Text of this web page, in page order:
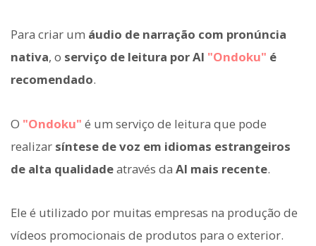
Para criar um áudio de narração com pronúncia
nativa, o serviço de leitura por AI "Ondoku" é
recomendado.
O "Ondoku" é um serviço de leitura que pode
realizar síntese de voz em idiomas estrangeiros
de alta qualidadeatravés da AI mais recente.
Ele é utilizado por muitas empresas na produção de
vídeos promocionais de produtos para o exterior.